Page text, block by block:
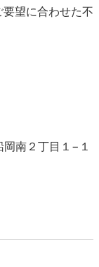
望に合わせた不
南２丁目１−１